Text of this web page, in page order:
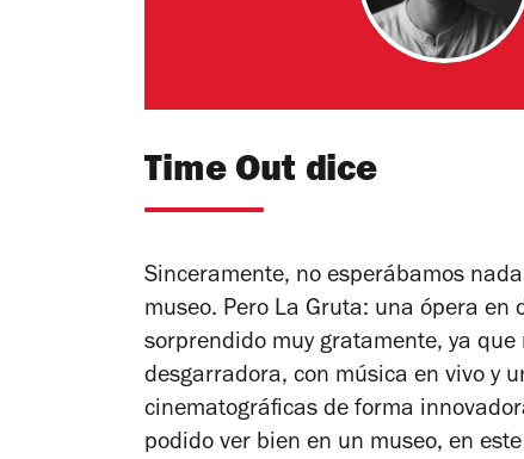
Time Out dice
Sinceramente, no esperábamos
museo. Pero La Gruta: una ópera en
sorprendido muy gratamente, ya
desgarradora, con música en vivo y
cinematográficas de forma
podido ver bien en un museo, en